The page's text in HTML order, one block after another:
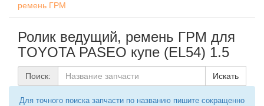
ремень ГРМ
Ролик ведущий, ремень ГРМ для
TOYOTA PASEO купе (EL54) 1.5
Поиск: Искать
Для точного поиска запчасти по названию пишите сокращенно